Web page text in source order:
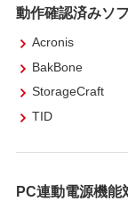
動作確認済みソ
Acronis
BakBone
StorageCraft
TID
PC連動電源機能